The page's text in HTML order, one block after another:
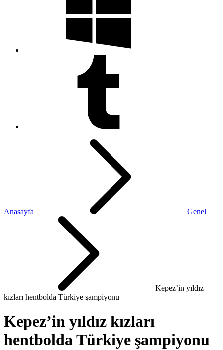
Anasayfa Genel
Kepez’in yıldız
kızları hentbolda Türkiye şampiyonu
Kepez’in yıldız kızları
hentbolda Türkiye şampiyonu